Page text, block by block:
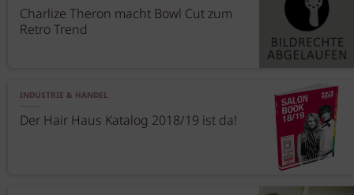
Charlize Theron macht Bowl Cut zum
Retro Trend
INDUSTRIE & HANDEL
Der Hair Haus Katalog 2018/19 ist da!